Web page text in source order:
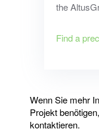
the
Find a
Wenn Sie mehr
Projekt
kontaktieren.